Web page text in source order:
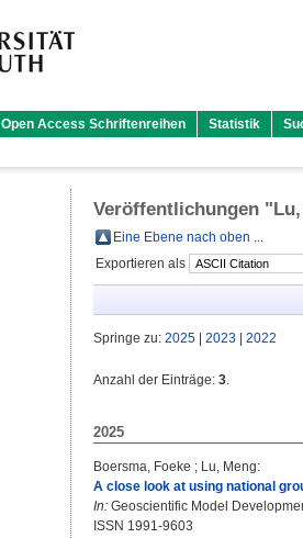
Open Access Schriftenreihen Statistik
Veröffentlichungen "
Eine Ebene nach oben ...
Exportieren als
Springe zu: 2025 2023 2022
Anzahl der Einträge: 3.
2025
Boersma, Foeke ; Lu, Meng:
A close look at using national
In: Geoscientific Model
ISSN 1991-9603